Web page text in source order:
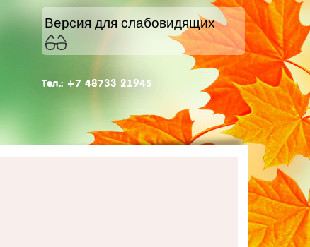
Версия для слабовидящих
Тел.: +7 48733 21945